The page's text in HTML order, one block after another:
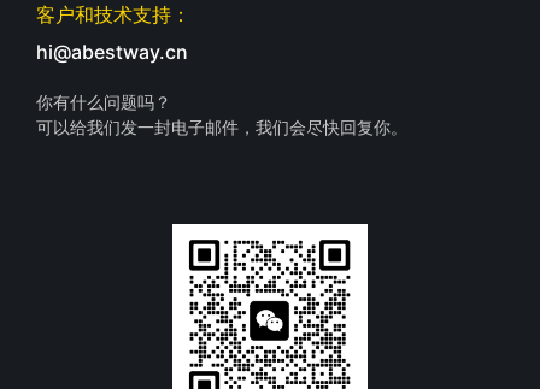
客户和技术支持：
hi@abestway.cn
你有什么问题吗？
可以给我们发一封电子邮件，我们会尽快回复你。